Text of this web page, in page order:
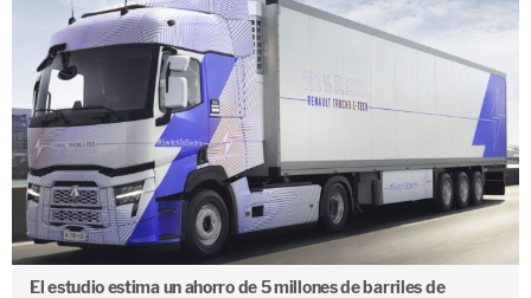
El estudio estima un ahorro de 5 millones de barriles de